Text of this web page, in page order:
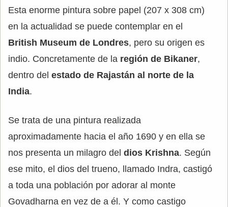
Esta enorme pintura sobre papel (207 x 308 cm)
en la actualidad se puede contemplar en el
British Museum de Londres, pero su origen es
indio. Concretamente de la región de Bikaner,
dentro del estado de Rajastán al norte de la
India.
Se trata de una pintura realizada
aproximadamente hacia el año 1690 y en ella se
nos presenta un milagro del dios Krishna. Según
ese mito, el dios del trueno, llamado Indra, castigó
a toda una población por adorar al monte
Govadharna en vez de a él. Y como castigo